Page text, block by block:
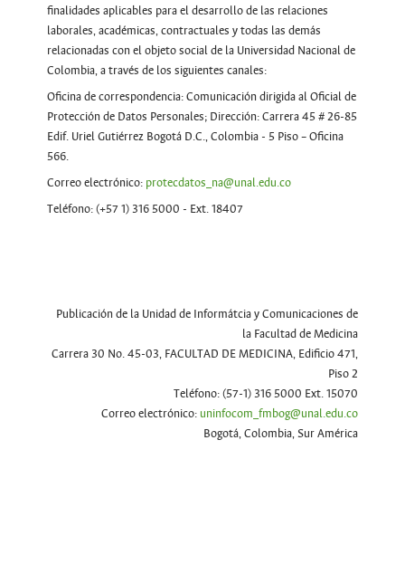
finalidades aplicables para el desarrollo de las relaciones
laborales, académicas, contractuales y todas las demás
relacionadas con el objeto social de la Universidad Nacional de
Colombia, a través de los siguientes canales:
Oficina de correspondencia: Comunicación dirigida al Oficial de
Protección de Datos Personales; Dirección: Carrera 45 # 26-85
Edif. Uriel Gutiérrez Bogotá D.C., Colombia - 5 Piso – Oficina
566.
Correo electrónico: protecdatos_na@unal.edu.co
Teléfono: (+57 1) 316 5000 - Ext. 18407
Publicación de la Unidad de Informátcia y Comunicaciones de
la Facultad de Medicina
Carrera 30 No. 45-03, FACULTAD DE MEDICINA, Edificio 471,
Piso 2
Teléfono: (57-1) 316 5000 Ext. 15070
Correo electrónico: uninfocom_fmbog@unal.edu.co
Bogotá, Colombia, Sur América